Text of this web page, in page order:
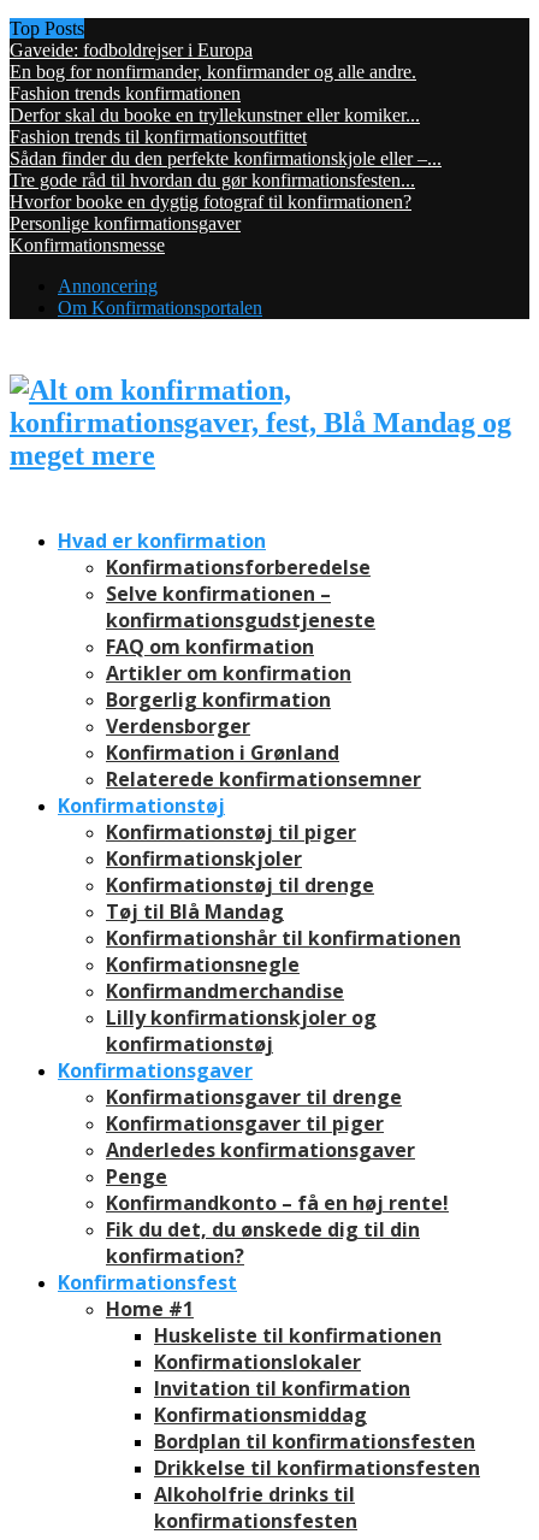
Top Posts
Gaveide: fodboldrejser i Europa
En bog for nonfirmander, konfirmander og alle andre.
Fashion trends konfirmationen
Derfor skal du booke en tryllekunstner eller komiker...
Fashion trends til konfirmationsoutfittet
Sådan finder du den perfekte konfirmationskjole eller –...
Tre gode råd til hvordan du gør konfirmationsfesten...
Hvorfor booke en dygtig fotograf til konfirmationen?
Personlige konfirmationsgaver
Konfirmationsmesse
Annoncering
Om Konfirmationsportalen
Hvad er konfirmation
Konfirmationsforberedelse
Selve konfirmationen –
konfirmationsgudstjeneste
FAQ om konfirmation
Artikler om konfirmation
Borgerlig konfirmation
Verdensborger
Konfirmation i Grønland
Relaterede konfirmationsemner
Konfirmationstøj
Konfirmationstøj til piger
Konfirmationskjoler
Konfirmationstøj til drenge
Tøj til Blå Mandag
Konfirmationshår til konfirmationen
Konfirmationsnegle
Konfirmandmerchandise
Lilly konfirmationskjoler og
konfirmationstøj
Konfirmationsgaver
Konfirmationsgaver til drenge
Konfirmationsgaver til piger
Anderledes konfirmationsgaver
Penge
Konfirmandkonto – få en høj rente!
Fik du det, du ønskede dig til din
konfirmation?
Konfirmationsfest
Home #1
Huskeliste til konfirmationen
Konfirmationslokaler
Invitation til konfirmation
Konfirmationsmiddag
Bordplan til konfirmationsfesten
Drikkelse til konfirmationsfesten
Alkoholfrie drinks til
konfirmationsfesten